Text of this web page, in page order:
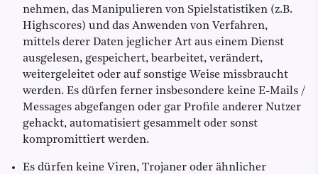
nehmen, das Manipulieren von Spielstatistiken (z.B.
Highscores) und das Anwenden von Verfahren,
mittels derer Daten jeglicher Art aus einem Dienst
ausgelesen, gespeichert, bearbeitet, verändert,
weitergeleitet oder auf sonstige Weise missbraucht
werden. Es dürfen ferner insbesondere keine E-Mails /
Messages abgefangen oder gar Profile anderer Nutzer
gehackt, automatisiert gesammelt oder sonst
kompromittiert werden.
Es dürfen keine Viren, Trojaner oder ähnlicher